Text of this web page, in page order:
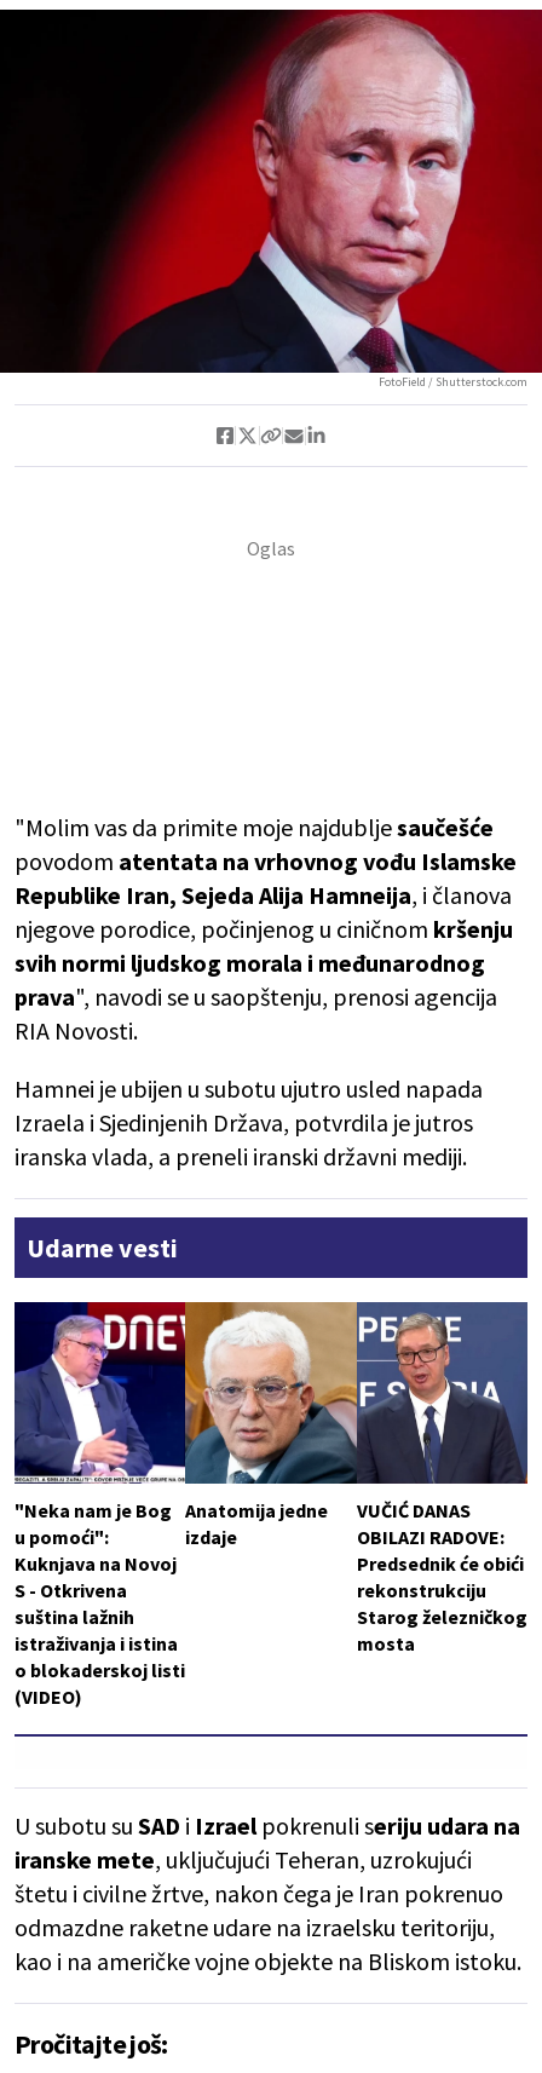
FotoField / Shutterstock.com
"Molim vas da primite moje najdubljesaučešće
povodom atentata na vrhovnog vođu Islamske
Republike Iran, Sejeda Alija Hamneija, i članova
njegove porodice, počinjenog u ciničnom kršenju
svih normi ljudskog morala i međunarodnog
prava", navodi se u saopštenju, prenosi agencija
RIA Novosti.
Hamnei je ubijen u subotu ujutro usled napada
Izraela i Sjedinjenih Država, potvrdila je jutros
iranska vlada, a preneli iranski državni mediji.
Udarne vesti
"Neka nam je Bog
u pomoći":
Kuknjava na Novoj
S - Otkrivena
suština lažnih
istraživanja i istina
o blokaderskoj listi
(VIDEO)
Anatomija jedne
izdaje
VUČIĆ DANAS
OBILAZI RADOVE:
Predsednik će obići
rekonstrukciju
Starog železničkog
mosta
U subotu su SAD i Izrael pokrenuli seriju udara na
iranske mete, uključujući Teheran, uzrokujući
štetu i civilne žrtve, nakon čega je Iran pokrenuo
odmazdne raketne udare na izraelsku teritoriju,
kao i na američke vojne objekte na Bliskom istoku.
Pročitajte još: